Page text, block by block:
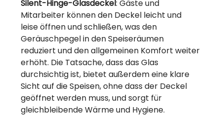
Silent-Hinge-Glasdeckel: Gäste und
Mitarbeiter können den Deckel leicht und
leise öffnen und schließen, was den
Geräuschpegel in den Speiseräumen
reduziert und den allgemeinen Komfort weiter
erhöht. Die Tatsache, dass das Glas
durchsichtig ist, bietet außerdem eine klare
Sicht auf die Speisen, ohne dass der Deckel
geöffnet werden muss, und sorgt für
gleichbleibende Wärme und Hygiene.